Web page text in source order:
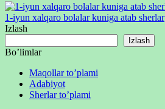
1-iyun xalqaro bolalar kuniga atab sherlar
Izlash
Izlash
Bo’limlar
Maqollar to’plami
Adabiyot
Sherlar to’plami